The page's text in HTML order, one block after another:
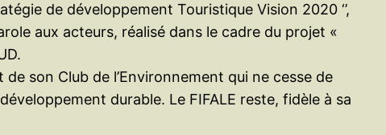
de développement Touristique Vision 2020 ‘’,
aux acteurs, réalisé dans le cadre du projet «
son Club de l’Environnement qui ne cesse de
durable. Le FIFALE reste, fidèle à sa